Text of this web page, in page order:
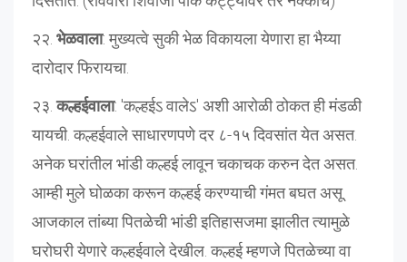
२२. भेळवाला: मुख्यत्वे सुकी भेळ विकायला येणारा हा भैय्या
दारोदार फिरायचा.
२३.कल्हईवाला: 'कल्हईऽ वालेऽ' अशी आरोळी ठोकत ही मंडळी
यायची. कल्हईवाले साधारणपणे दर ८-१५ दिवसांत येत असत.
अनेक घरांतील भांडी कल्हई लावून चकाचक करुन देत असत.
आम्ही मुले घोळका करून कल्हई करण्याची गंमत बघत असू.
आजकाल तांब्या पितळेची भांडी इतिहासजमा झालीत त्यामुळे
घरोघरी येणारे कल्हईवाले देखील. कल्हई म्हणजे पितळेच्या वा